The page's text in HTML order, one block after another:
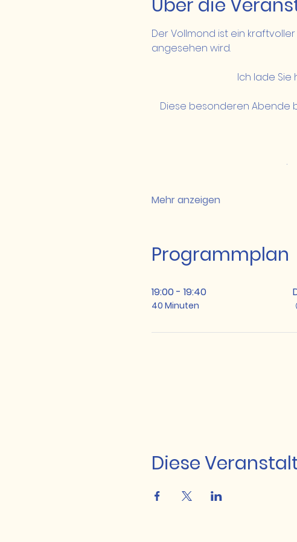
Über die
Der Vollmond ist ein
angesehen wird.
Ich lade Sie
Diese besonderen Abende
·
Mehr anzeigen
Programmplan
19:00 - 19:40
40 Minuten
Diese